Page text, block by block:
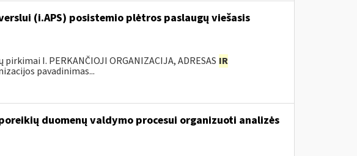
(i.APS) posistemio plėtros paslaugų viešasis
pirkimai I. PERKANČIOJI ORGANIZACIJA, ADRESAS IR
pavadinimas...
duomenų valdymo procesui organizuoti analizės